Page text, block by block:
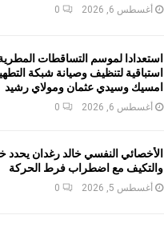
أغسطس 6, 2026 0
استعدادا لموسم التساقطات
استباقية لتنظيف وصيانة شبكة
امسيك وسيدي عثمان ومولاي رشيد
أغسطس 6, 2026 0
الأخصائي النفسي خالد رغدان يحدد
والتكيف مع اضطراب فرط الحركة
أغسطس 5, 2026 0